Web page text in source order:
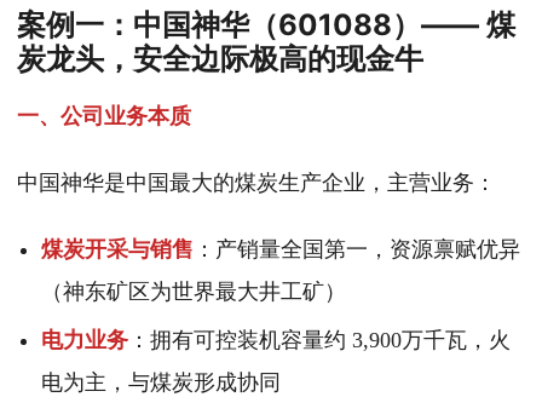
案例一：中国神华（601088）—— 煤
炭龙头，安全边际极高的现金牛
一、公司业务本质
中国神华是中国最大的煤炭生产企业，主营业务：
煤炭开采与销售 ：产销量全国第一，资源禀赋优异
（神东矿区为世界最大井工矿）
电力业务 ：拥有可控装机容量约 3,900万千瓦，火
电为主，与煤炭形成协同